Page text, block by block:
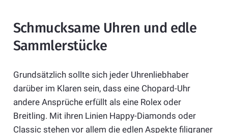
Schmucksame Uhren und edle
Sammlerstücke
Grundsätzlich sollte sich jeder Uhrenliebhaber
darüber im Klaren sein, dass eine Chopard-Uhr
andere Ansprüche erfüllt als eine Rolex oder
Breitling. Mit ihren Linien Happy-Diamonds oder
Classic stehen vor allem die edlen Aspekte filigraner